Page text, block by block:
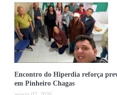
Encontro do Hiperdia reforça
em Pinheiro Chagas